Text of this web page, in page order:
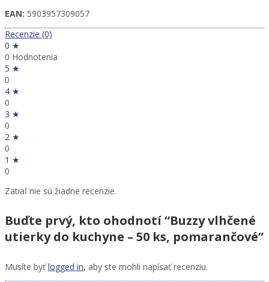
EAN: 5903957309057
Recenzie (0)
0 ★
0 Hodnotenia
5 ★
0
4 ★
0
3 ★
0
2 ★
0
1 ★
0
Zatiaľ nie sú žiadne recenzie.
Buďte prvý, kto ohodnotí “Buzzy vlhčené
utierky do kuchyne – 50 ks, pomarančové”
Musíte byťlogged in, aby ste mohli napísať recenziu.